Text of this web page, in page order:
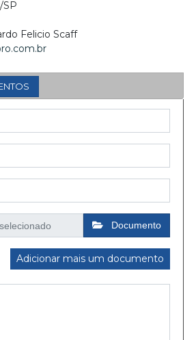
SP
Felicio Scaff
Documento
Adicionar mais um documento